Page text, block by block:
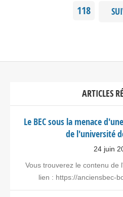
118
ARTICLES
Le BEC sous la menace
de l'université
24 juin
Vous trouverez le contenu de
lien : https://anciensbec-